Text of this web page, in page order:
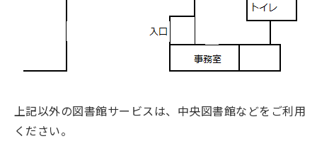
上記以外の図書館サービスは、中央図書館などをご利用
ください。